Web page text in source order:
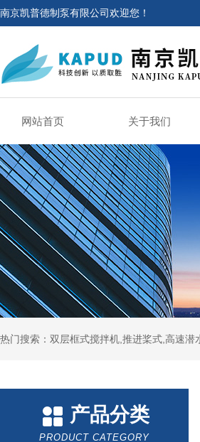
南京凯普德制泵有限公司欢迎您！
网站首页 关于我们
热门搜索：双层框式搅拌机,推进桨式,高速潜
产品分类
PRODUCT CATEGORY